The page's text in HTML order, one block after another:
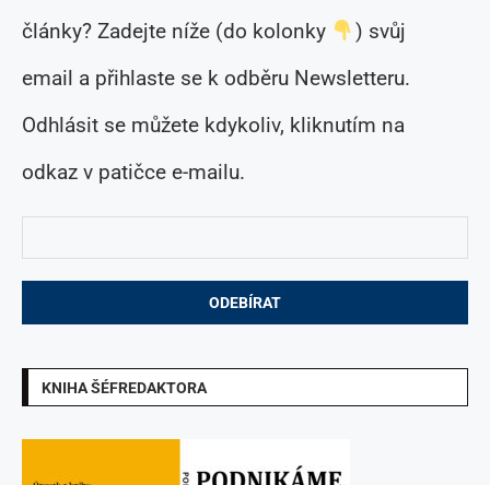
články? Zadejte níže (do kolonky
) svůj
email a přihlaste se k odběru Newsletteru.
Odhlásit se můžete kdykoliv, kliknutím na
odkaz v patičce e-mailu.
KNIHA ŠÉFREDAKTORA